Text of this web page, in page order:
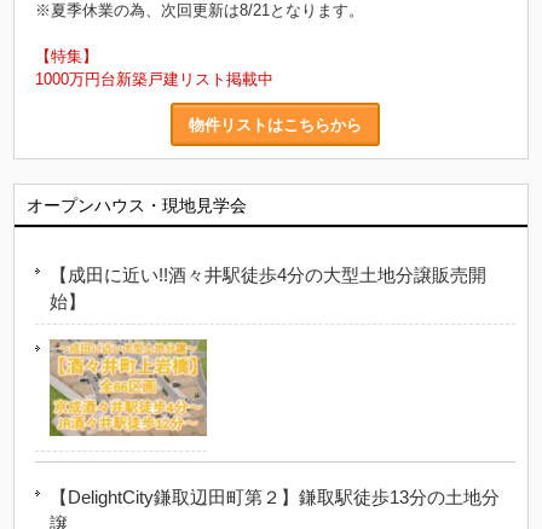
※夏季休業の為、次回更新は8/21となります。
【特集】
1000万円台新築戸建リスト掲載中
物件リストはこちらから
オープンハウス・現地見学会
【成田に近い!!酒々井駅徒歩4分の大型土地分譲販売開
始】
【DelightCity鎌取辺田町第２】鎌取駅徒歩13分の土地分
譲